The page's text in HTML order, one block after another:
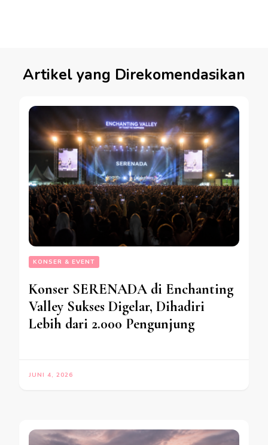
Artikel yang Direkomendasikan
KONSER & EVENT
Konser SERENADA di Enchanting
Valley Sukses Digelar, Dihadiri
Lebih dari 2.000 Pengunjung
JUNI 4, 2026